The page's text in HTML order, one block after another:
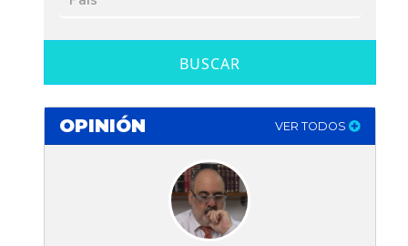
BUSCAR
OPINIÓN VER TODOS